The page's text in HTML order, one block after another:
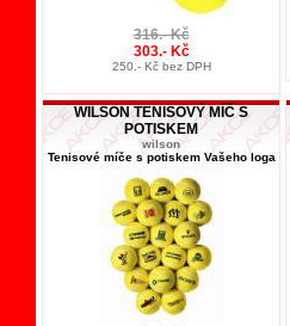
316.- Kč
303.- Kč
250.- Kč bez DPH
WILSON TENISOVÝ MÍČ S
POTISKEM
wilson
Tenisové míče s potiskem Vašeho loga